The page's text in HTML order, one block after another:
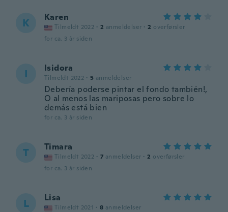
K Karen
Tilmeldt 2022 · 2 anmeldelser · 2 overførsler
for ca. 3 år siden
I Isidora
Tilmeldt 2022 · 5 anmeldelser
Debería poderse pintar el fondo también!,
O al menos las mariposas pero sobre lo
demás está bien
for ca. 3 år siden
T Timara
Tilmeldt 2022 · 7 anmeldelser · 2 overførsler
for ca. 3 år siden
L Lisa
Tilmeldt 2021 · 8 anmeldelser